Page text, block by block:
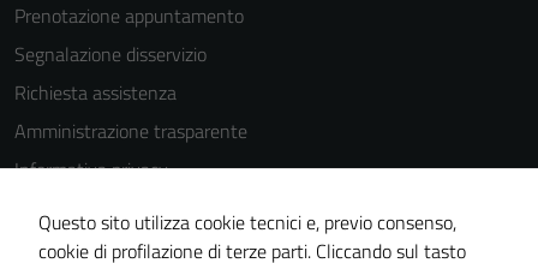
Prenotazione appuntamento
Segnalazione disservizio
Richiesta assistenza
Amministrazione trasparente
Informativa privacy
Cookie Policy
Note legali
Questo sito utilizza cookie tecnici e, previo consenso,
cookie di profilazione di terze parti. Cliccando sul tasto
non raccolgono
informazioni